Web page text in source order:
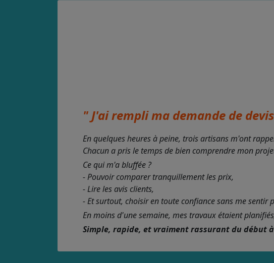
" J'ai rempli ma demande de
En quelques heures à peine, trois artisans m'ont
Chacun a pris le temps de bien comprendre mon
Ce qui m'a bluffée ?
- Pouvoir comparer tranquillement les prix,
- Lire les avis clients,
- Et surtout, choisir en toute confiance sans me sentir
En moins d'une semaine, mes travaux étaient
Simple, rapide, et vraiment rassurant du début